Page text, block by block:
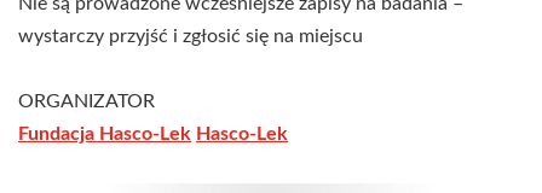
Nie są prowadzone wcześniejsze zapisy na badania –
wystarczy przyjść i zgłosić się na miejscu
ORGANIZATOR
Fundacja Hasco-Lek Hasco-Lek